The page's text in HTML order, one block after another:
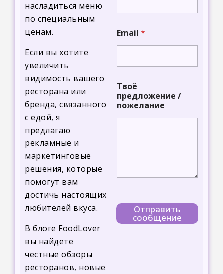
насладиться меню
по специальным
ценам.
Если вы хотите
увеличить
видимость вашего
ресторана или
бренда, связанного
с едой, я
предлагаю
рекламные и
маркетинговые
решения, которые
помогут вам
достичь настоящих
любителей вкуса.
В блоге FoodLover
вы найдете
честные обзоры
ресторанов, новые
м
я
И
м
я
Email *
Твоё
предложение /
пожелание
Отправить
сообщение